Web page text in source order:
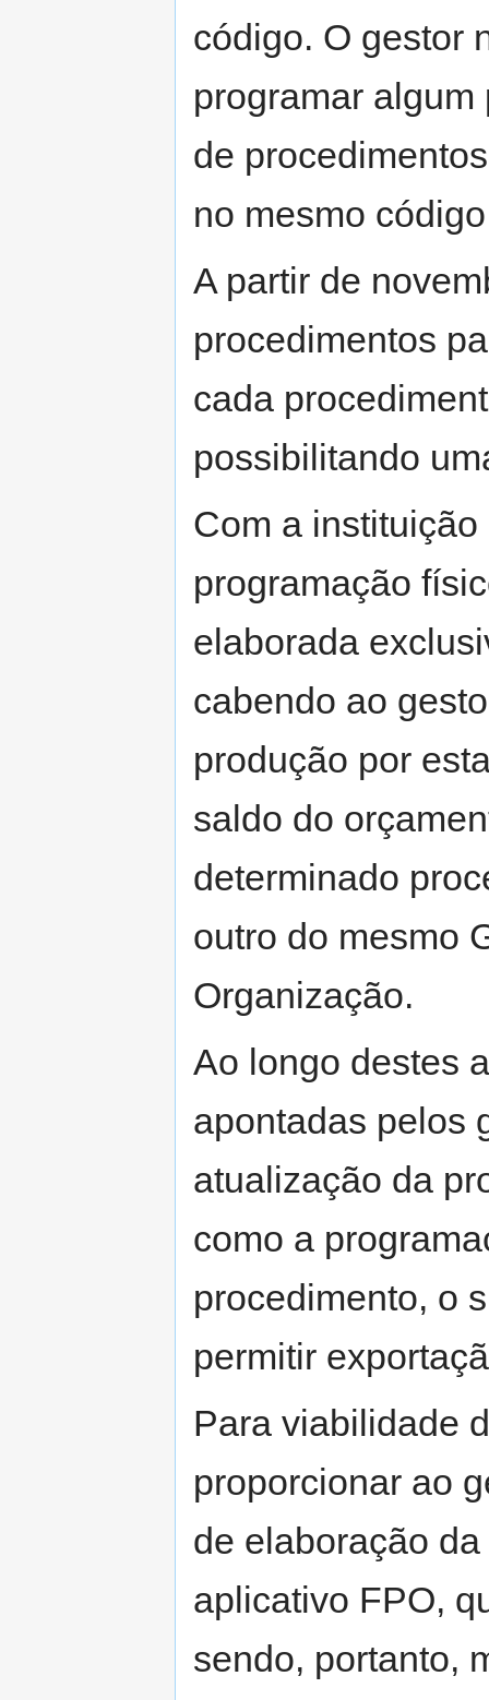
código. O gestor
programar
de
no mesmo
A partir de
procedimentos
cada
possibilitando
Com a
programação
elaborada
cabendo ao
produção por
saldo do
determinado
outro do mesmo
Organização.
Ao longo destes
apontadas pelos
atualização da
como a
procedimento, o
permitir
Para viabilidade
proporcionar ao
de elaboração
aplicativo FPO,
sendo, portanto,